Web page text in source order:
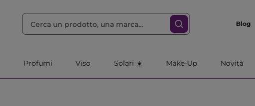
Blog
Profumi Viso Solari ☀️ Make-Up Novità